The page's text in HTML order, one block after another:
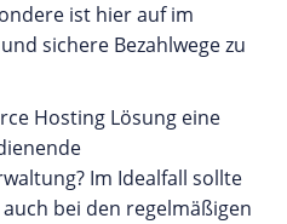
ist hier auf im
sichere Bezahlwege zu
Hosting Lösung eine
Im Idealfall sollte
bei den regelmäßigen